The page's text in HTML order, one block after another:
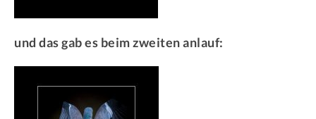
und das gab es beim zweiten anlauf: